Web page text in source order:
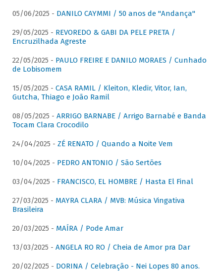
05/06/2025 - DANILO CAYMMI / 50 anos de "Andança"
29/05/2025 - REVOREDO & GABI DA PELE PRETA /
Encruzilhada Agreste
22/05/2025 - PAULO FREIRE E DANILO MORAES / Cunhado
de Lobisomem
15/05/2025 - CASA RAMIL / Kleiton, Kledir, Vitor, Ian,
Gutcha, Thiago e João Ramil
08/05/2025 - ARRIGO BARNABE / Arrigo Barnabé e Banda
Tocam Clara Crocodilo
24/04/2025 - ZÉ RENATO / Quando a Noite Vem
10/04/2025 - PEDRO ANTONIO / São Sertões
03/04/2025 - FRANCISCO, EL HOMBRE / Hasta El Final
27/03/2025 - MAYRA CLARA / MVB: Música Vingativa
Brasileira
20/03/2025 - MAÍRA / Pode Amar
13/03/2025 - ANGELA RO RO / Cheia de Amor pra Dar
20/02/2025 - DORINA / Celebração - Nei Lopes 80 anos.